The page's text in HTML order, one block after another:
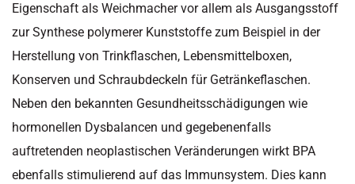
Eigenschaft als Weichmacher vor allem als Ausgangsstoff
zur Synthese polymerer Kunststoffe zum Beispiel in der
Herstellung von Trinkflaschen, Lebensmittelboxen,
Konserven und Schraubdeckeln für Getränkeflaschen.
Neben den bekannten Gesundheitsschädigungen wie
hormonellen Dysbalancen und gegebenenfalls
auftretenden neoplastischen Veränderungen wirkt BPA
ebenfalls stimulierend auf das Immunsystem. Dies kann